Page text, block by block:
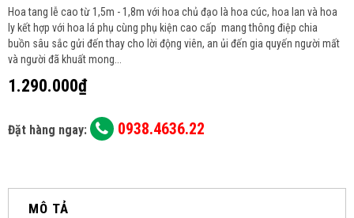
Hoa tang lễ cao từ 1,5m - 1,8m với hoa chủ đạo là hoa cúc, hoa lan và hoa
ly kết hợp với hoa lá phụ cùng phụ kiện cao cấp mang thông điệp chia
buồn sâu sắc gửi đến thay cho lời động viên, an ủi đến gia quyến người mất
và người đã khuất mong...
1.290.000₫
Đặt hàng ngay: 0938.4636.22
MÔ TẢ